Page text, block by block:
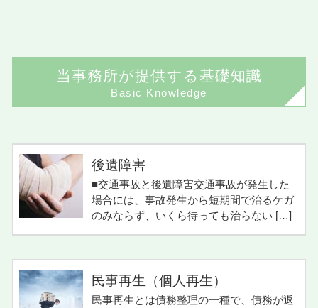
当事務所が提供する基礎知識
Basic Knowledge
後遺障害
■交通事故と後遺障害交通事故が発生した
場合には、事故発生から短期間で治るケガ
のみならず、いくら待っても治らない […]
民事再生（個人再生）
民事再生とは債務整理の一種で、債務が返